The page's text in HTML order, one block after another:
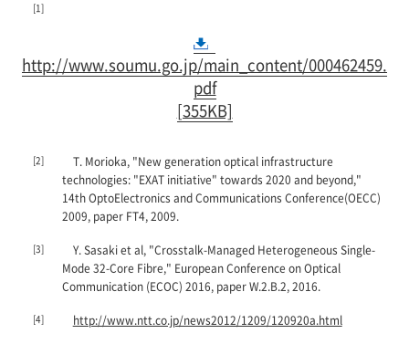
[1]
http://www.soumu.go.jp/main_content/000462459.
pdf
[355KB]
[2]
T. Morioka, "New generation optical infrastructure
technologies: "EXAT initiative" towards 2020 and beyond,"
14th OptoElectronics and Communications Conference(OECC)
2009, paper FT4, 2009.
[3]
Y. Sasaki et al, "Crosstalk-Managed Heterogeneous Single-
Mode 32-Core Fibre," European Conference on Optical
Communication (ECOC) 2016,paper W.2.B.2, 2016.
[4] http://www.ntt.co.jp/news2012/1209/120920a.html